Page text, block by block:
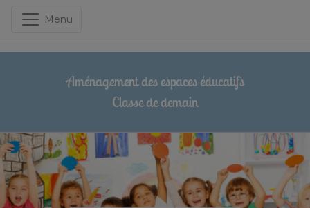
Menu
Aménagement des espaces éducatifs
Classe de demain